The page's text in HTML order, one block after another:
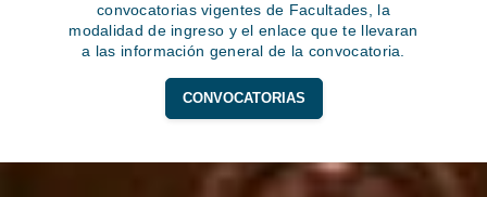
convocatorias vigentes de Facultades, la
modalidad de ingreso y el enlace que te llevaran
a las información general de la convocatoria.
CONVOCATORIAS